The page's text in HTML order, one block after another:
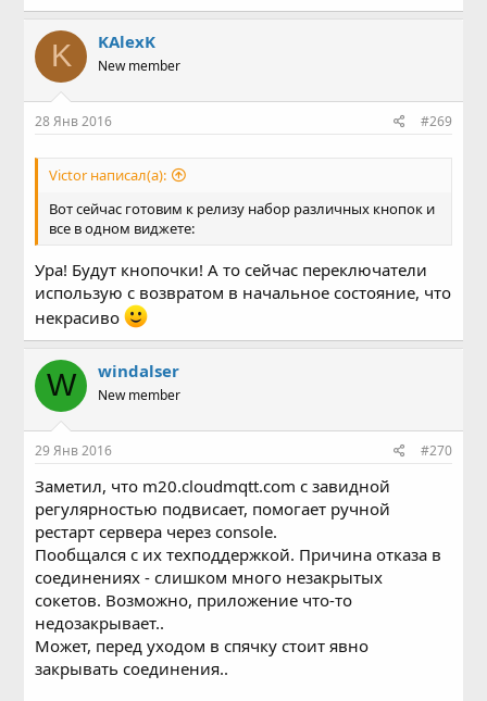
K KAlexK
New member
28 Янв 2016 #269
Victor написал(а):
Вот сейчас готовим к релизу набор различных кнопок и
все в одном виджете:
Ура! Будут кнопочки! А то сейчас переключатели
использую с возвратом в начальное состояние, что
некрасиво
W windalser
New member
29 Янв 2016 #270
Заметил, что m20.cloudmqtt.com с завидной
регулярностью подвисает, помогает ручной
рестарт сервера через console.
Пообщался с их техподдержкой. Причина отказа в
соединениях - слишком много незакрытых
сокетов. Возможно, приложение что-то
недозакрывает..
Может, перед уходом в спячку стоит явно
закрывать соединения..